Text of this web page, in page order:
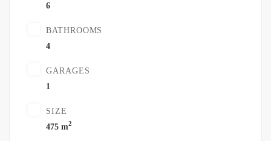
6
BATHROOMS
4
GARAGES
1
SIZE
475 m2